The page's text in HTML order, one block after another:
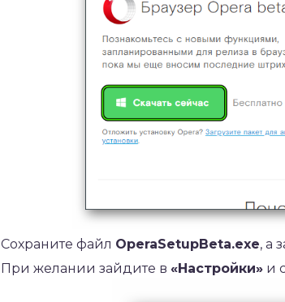
Сохраните файл OperaSetupBeta.exe, а
При желании зайдите в «Настройки» и